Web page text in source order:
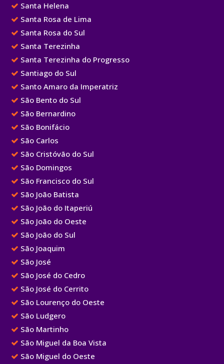
Santa Helena
Santa Rosa de Lima
Santa Rosa do Sul
Santa Terezinha
Santa Terezinha do Progresso
Santiago do Sul
Santo Amaro da Imperatriz
São Bento do Sul
São Bernardino
São Bonifácio
São Carlos
São Cristóvão do Sul
São Domingos
São Francisco do Sul
São João Batista
São João do Itaperiú
São João do Oeste
São João do Sul
São Joaquim
São José
São José do Cedro
São José do Cerrito
São Lourenço do Oeste
São Ludgero
São Martinho
São Miguel da Boa Vista
São Miguel do Oeste